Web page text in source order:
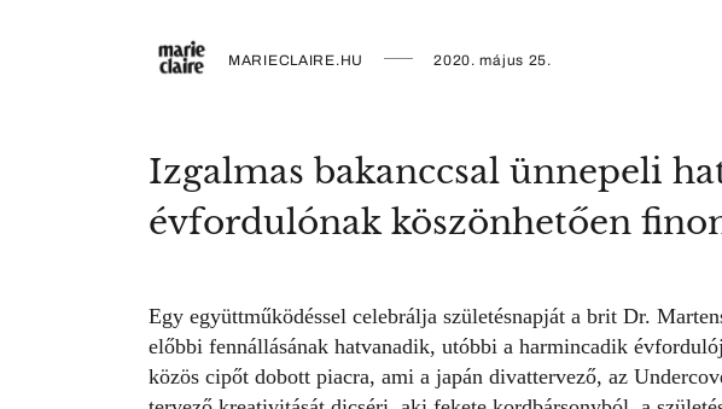
MARIECLAIRE.HU 2020. május 25.
Izgalmas bakanccsal ünnepeli
évfordulónak köszönhetően
Egy együttműködéssel celebrálja születésnapját a brit Dr.
előbbi fennállásának hatvanadik, utóbbi a harmincadik
közös cipőt dobott piacra, ami a japán divattervező, az